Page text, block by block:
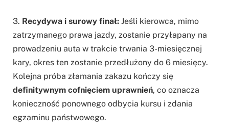
3. Recydywa i surowy finał: Jeśli kierowca, mimo
zatrzymanego prawa jazdy, zostanie przyłapany na
prowadzeniu auta w trakcie trwania 3-miesięcznej
kary, okres ten zostanie przedłużony do 6 miesięcy.
Kolejna próba złamania zakazu kończy się
definitywnym cofnięciem uprawnień, co oznacza
konieczność ponownego odbycia kursu i zdania
egzaminu państwowego.